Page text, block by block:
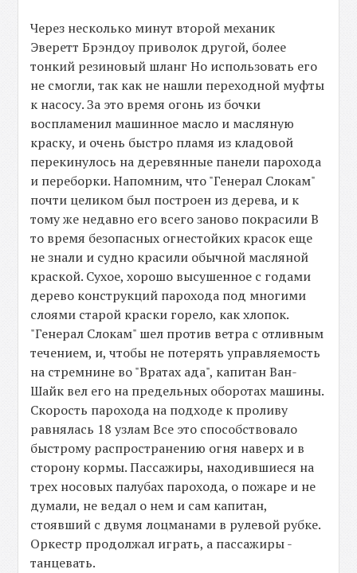
Через несколько минут второй механик
Эверетт Брэндоу приволок другой, более
тонкий резиновый шланг Но использовать его
не смогли, так как не нашли переходной муфты
к насосу. За это время огонь из бочки
воспламенил машинное масло и масляную
краску, и очень быстро пламя из кладовой
перекинулось на деревянные панели парохода
и переборки. Напомним, что "Генерал Слокам"
почти целиком был построен из дерева, и к
тому же недавно его всего заново покрасили В
то время безопасных огнестойких красок еще
не знали и судно красили обычной масляной
краской. Сухое, хорошо высушенное с годами
дерево конструкций парохода под многими
слоями старой краски горело, как хлопок.
"Генерал Слокам" шел против ветра с отливным
течением, и, чтобы не потерять управляемость
на стремнине во "Вратах ада", капитан Ван-
Шайк вел его на предельных оборотах машины.
Скорость парохода на подходе к проливу
равнялась 18 узлам Все это способствовало
быстрому распространению огня наверх и в
сторону кормы. Пассажиры, находившиеся на
трех носовых палубах парохода, о пожаре и не
думали, не ведал о нем и сам капитан,
стоявший с двумя лоцманами в рулевой рубке.
Оркестр продолжал играть, а пассажиры -
танцевать.